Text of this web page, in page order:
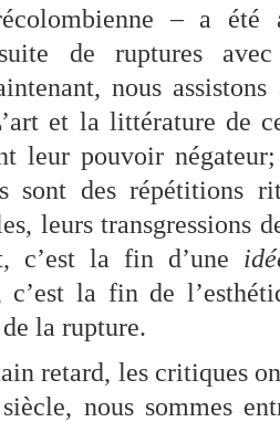
– a été
de ruptures
nous
et la littérature de
leur pouvoir
sont des répétitions
leurs transgressions
c’est la fin d’une
c’est la fin de
la rupture.
retard, les critiques
nous sommes